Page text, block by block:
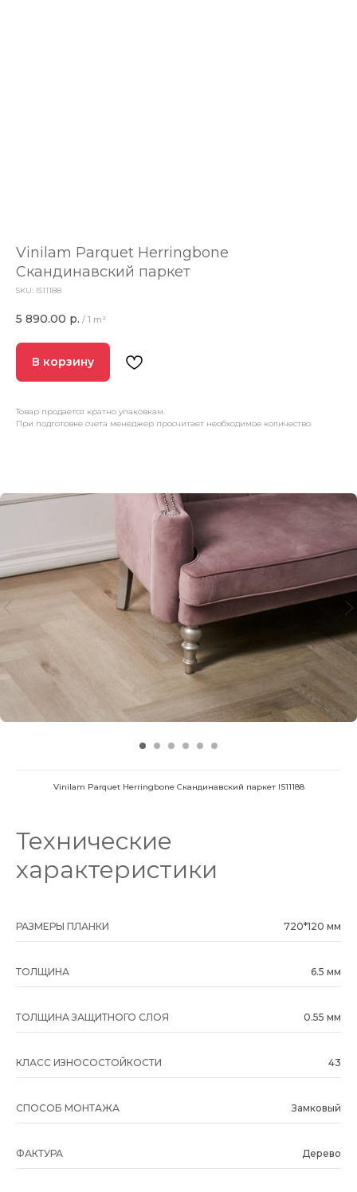
Vinilam Parquet Herringbone
Скандинавский паркет
SKU: IS11188
5 890.00 р. / 1 m²
В корзину
Товар продается кратно упаковкам.
При подготовке счета менеджер просчитает необходимое количество.
Vinilam Parquet Herringbone Скандинавский паркет IS11188
Технические
характеристики
РАЗМЕРЫ ПЛАНКИ 720*120 мм
ТОЛЩИНА 6.5 мм
ТОЛЩИНА ЗАЩИТНОГО СЛОЯ 0.55 мм
КЛАСС ИЗНОСОСТОЙКОСТИ 43
СПОСОБ МОНТАЖА Замковый
ФАКТУРА Дерево